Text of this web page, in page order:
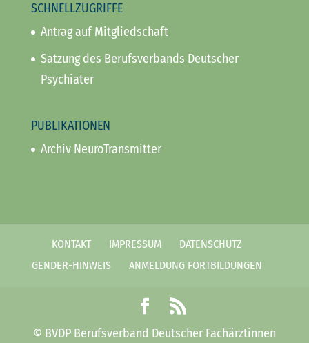
SCHNELLZUGRIFFE
Antrag auf Mitgliedschaft
Satzung des Berufsverbands Deutscher
Psychiater
PUBLIKATIONEN
Archiv NeuroTransmitter
KONTAKT IMPRESSUM
DATENSCHUTZ
GENDER-HINWEIS
ANMELDUNG FORTBILDUNGEN
© BVDP Berufsverband Deutscher Fachärztinnen